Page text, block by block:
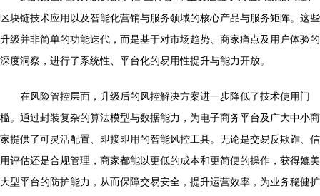
区块链技术应用以及智能化营销与服务领域的核心产品与服务矩阵。这些
升级并非简单的功能迭代，而是基于对市场趋势、商家痛点及用户体验的
深度洞察，进行了系统性、平台化的易用性提升与能力开放。
在风险管控层面，升级后的风控解决方案进一步降低了技术使用门
槛。通过封装复杂的算法模型与数据能力，为电子商务平台及广大中小商
家提供了可灵活配置、即接即用的智能风控工具。无论是交易反欺诈、信
用评估还是合规管理，商家都能以更低的成本和更简便的操作，获得媲美
大型平台的防护能力，从而保障交易安全，提升运营效率，为业务稳健扩